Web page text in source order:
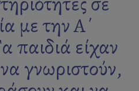
με την Α΄
παιδιά είχαν
γνωριστούν,